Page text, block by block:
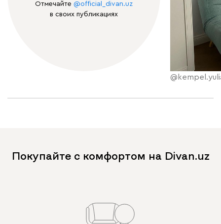
Отмечайте @official_divan.uz
в своих публикациях
Покупайте с комфортом на Divan.uz